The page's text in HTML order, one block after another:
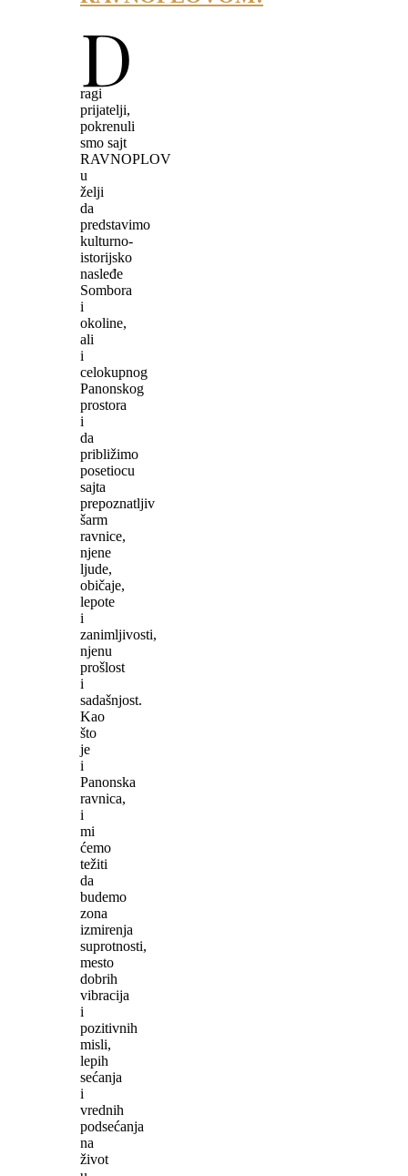
D
ragi
prijatelji,
pokrenuli
smo sajt
RAVNOPLOV
u
želji
da
predstavimo
kulturno-
istorijsko
nasleđe
Sombora
i
okoline,
ali
i
celokupnog
Panonskog
prostora
i
da
približimo
posetiocu
sajta
prepoznatljiv
šarm
ravnice,
njene
ljude,
običaje,
lepote
i
zanimljivosti,
njenu
prošlost
i
sadašnjost.
Kao
što
je
i
Panonska
ravnica,
i
mi
ćemo
težiti
da
budemo
zona
izmirenja
suprotnosti,
mesto
dobrih
vibracija
i
pozitivnih
misli,
lepih
sećanja
i
vrednih
podsećanja
na
život